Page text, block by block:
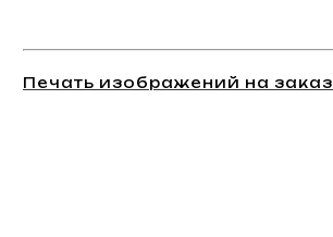
Печать изображений на заказ